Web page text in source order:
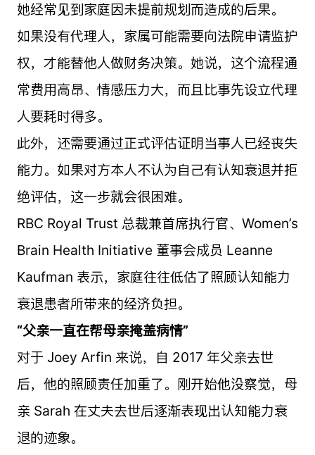
她经常见到家庭因未提前规划而造成的后果。
如果没有代理人，家属可能需要向法院申请监护
权，才能替他人做财务决策。她说，这个流程通
常费用高昂、情感压力大，而且比事先设立代理
人要耗时得多。
此外，还需要通过正式评估证明当事人已经丧失
能力。如果对方本人不认为自己有认知衰退并拒
绝评估，这一步就会很困难。
RBC Royal Trust 总裁兼首席执行官、Women’s
Brain Health Initiative 董事会成员 Leanne
Kaufman 表示，家庭往往低估了照顾认知能力
衰退患者所带来的经济负担。
“父亲一直在帮母亲掩盖病情”
对于 Joey Arfin 来说，自 2017 年父亲去世
后，他的照顾责任加重了。刚开始他没察觉，母
亲 Sarah 在丈夫去世后逐渐表现出认知能力衰
退的迹象。